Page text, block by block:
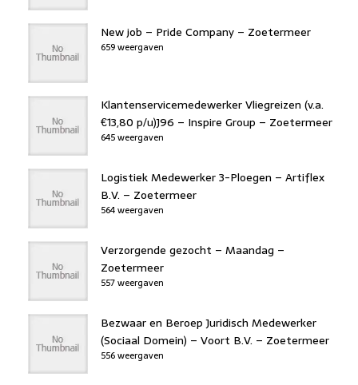
New job – Pride Company – Zoetermeer
659 weergaven
Klantenservicemedewerker Vliegreizen (v.a.
€13,80 p/u)J96 – Inspire Group – Zoetermeer
645 weergaven
Logistiek Medewerker 3-Ploegen – Artiflex
B.V. – Zoetermeer
564 weergaven
Verzorgende gezocht – Maandag –
Zoetermeer
557 weergaven
Bezwaar en Beroep Juridisch Medewerker
(Sociaal Domein) – Voort B.V. – Zoetermeer
556 weergaven